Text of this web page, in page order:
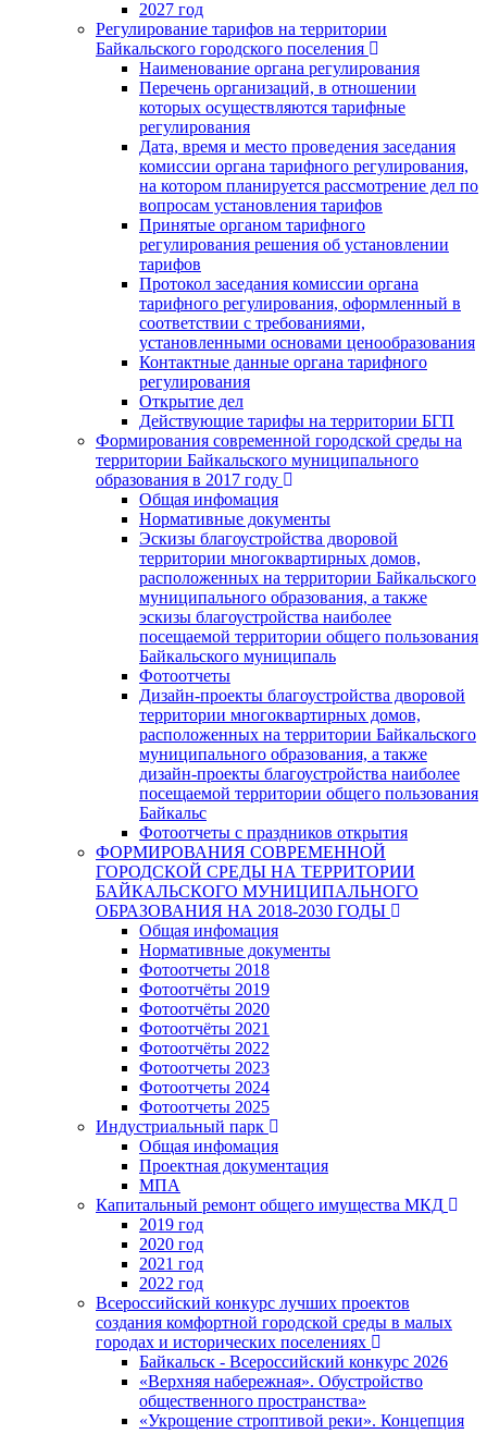
2027 год
Регулирование тарифов на территории
Байкальского городского поселения
Наименование органа регулирования
Перечень организаций, в отношении
которых осуществляются тарифные
регулирования
Дата, время и место проведения заседания
комиссии органа тарифного регулирования,
на котором планируется рассмотрение дел по
вопросам установления тарифов
Принятые органом тарифного
регулирования решения об установлении
тарифов
Протокол заседания комиссии органа
тарифного регулирования, оформленный в
соответствии с требованиями,
установленными основами ценообразования
Контактные данные органа тарифного
регулирования
Открытие дел
Действующие тарифы на территории БГП
Формирования современной городской среды на
территории Байкальского муниципального
образования в 2017 году
Общая инфомация
Нормативные документы
Эскизы благоустройства дворовой
территории многоквартирных домов,
расположенных на территории Байкальского
муниципального образования, а также
эскизы благоустройства наиболее
посещаемой территории общего пользования
Байкальского муниципаль
Фотоотчеты
Дизайн-проекты благоустройства дворовой
территории многоквартирных домов,
расположенных на территории Байкальского
муниципального образования, а также
дизайн-проекты благоустройства наиболее
посещаемой территории общего пользования
Байкальс
Фотоотчеты с праздников открытия
ФОРМИРОВАНИЯ СОВРЕМЕННОЙ
ГОРОДСКОЙ СРЕДЫ НА ТЕРРИТОРИИ
БАЙКАЛЬСКОГО МУНИЦИПАЛЬНОГО
ОБРАЗОВАНИЯ НА 2018-2030 ГОДЫ
Общая инфомация
Нормативные документы
Фотоотчеты 2018
Фотоотчёты 2019
Фотоотчёты 2020
Фотоотчёты 2021
Фотоотчёты 2022
Фотоотчеты 2023
Фотоотчеты 2024
Фотоотчеты 2025
Индустриальный парк
Общая инфомация
Проектная документация
МПА
Капитальный ремонт общего имущества МКД
2019 год
2020 год
2021 год
2022 год
Всероссийский конкурс лучших проектов
создания комфортной городской среды в малых
городах и исторических поселениях
Байкальск - Всероссийский конкурс 2026
«Верхняя набережная». Обустройство
общественного пространства»
«Укрощение строптивой реки». Концепция